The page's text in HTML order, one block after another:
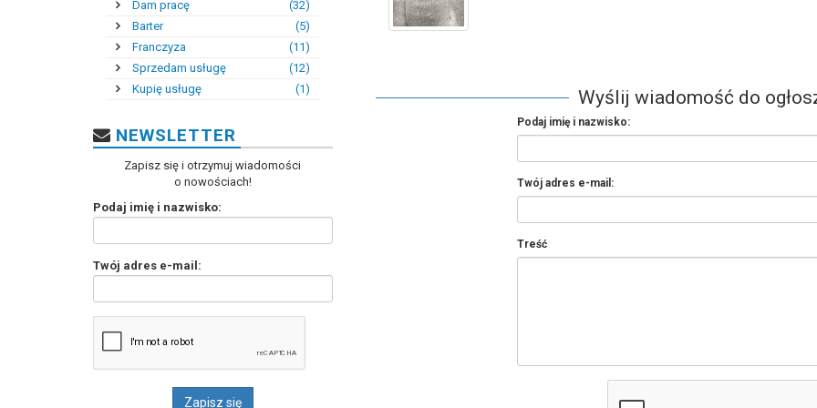
Dam pracę
(32)
Barter
(5)
Franczyza
(11)
Sprzedam usługę
(12)
Kupię usługę
(1)
NEWSLETTER
Zapisz się i otrzymuj wiadomości
o nowościach!
Podaj imię i nazwisko:
Twój adres e-mail:
Wyślij wiadomość do
Podaj imię i nazwisko:
Twój adres e-mail:
Treść